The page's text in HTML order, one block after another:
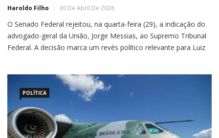
Haroldo Filho 30 De Abril De 2026
O Senado Federal rejeitou, na quarta-feira (29), a indicação do
advogado-geral da União, Jorge Messias, ao Supremo Tribunal
Federal. A decisão marca um revés político relevante para Luiz
precisava de ao menos 41 votos no plenário […]
POLÍTICA